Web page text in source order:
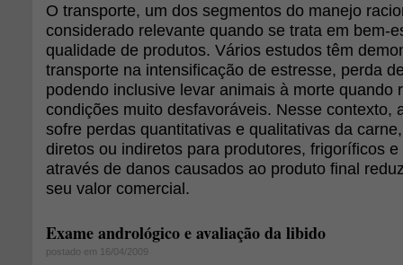
O transporte, um dos segmentos do manejo
considerado relevante quando se trata em bem-
qualidade de produtos. Vários estudos têm
transporte na intensificação de estresse, perda
podendo inclusive levar animais à morte quando
condições muito desfavoráveis. Nesse contexto,
sofre perdas quantitativas e qualitativas da
diretos ou indiretos para produtores, frigoríficos
através de danos causados ao produto final
seu valor comercial.
Exame andrológico e avaliação da libido
postado em 16/04/2009